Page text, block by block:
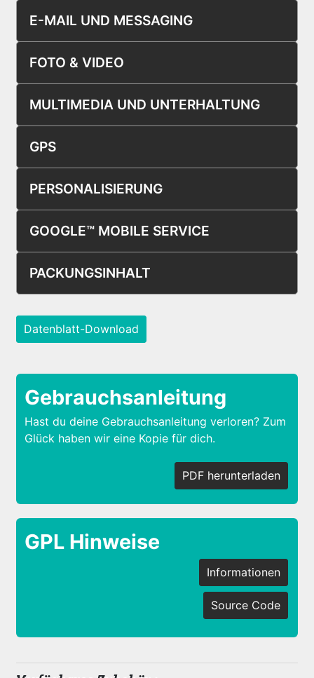
E-MAIL UND MESSAGING
FOTO & VIDEO
MULTIMEDIA UND UNTERHALTUNG
GPS
PERSONALISIERUNG
GOOGLE™ MOBILE SERVICE
PACKUNGSINHALT
Datenblatt-Download
Gebrauchsanleitung
Hast du deine Gebrauchsanleitung verloren? Zum
Glück haben wir eine Kopie für dich.
PDF herunterladen
GPL Hinweise
Informationen
Source Code